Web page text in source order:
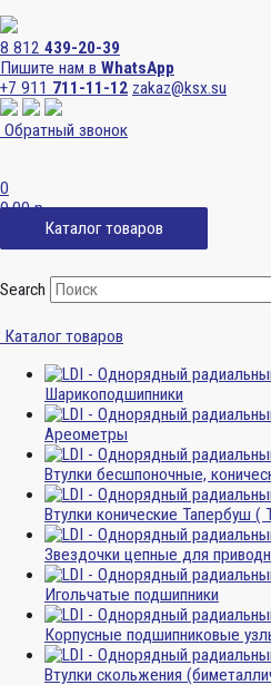
8 812 439-20-39
Пишите нам в WhatsApp
+7 911 711-11-12 zakaz@ksx.su
Обратный звонок
0
0,00р.
Каталог товаров
Search
Каталог товаров
Шарикоподшипники
Ареометры
Втулки бесшпоночные,
Втулки конические Тапербуш (
Звездочки цепные для
Игольчатые подшипники
Корпусные подшипниковые
Втулки скольжения